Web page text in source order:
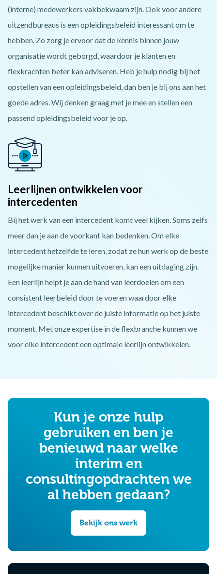
(interne) medewerkers vakbekwaam zijn. Ook voor andere
uitzendbureaus is een opleidingsbeleid interessant om te
hebben. Zo zorg je ervoor dat de kennis binnen jouw
organisatie wordt geborgd, waardoor je klanten en
flexkrachten beter kan adviseren. Heb je hulp nodig bij het
opstellen van een opleidingsbeleid, dan ben je bij ons aan het
goede adres. Wij denken graag met je mee en stellen een
passend opleidingsbeleid voor je op.
Leerlijnen ontwikkelen voor
intercedenten
Bij het werk van een intercedent komt veel kijken. Soms zelfs
meer dan je aan de voorkant kan bedenken. Om elke
intercedent hetzelfde te leren, zodat ze hun werk op de beste
mogelijke manier kunnen uitvoeren, kan een uitdaging zijn.
Een leerlijn helpt je aan de hand van leerdoelen om een
consistent leerbeleid door te voeren waardoor elke
intercedent beschikt over de juiste informatie op het juiste
moment. Met onze expertise in de flexbranche kunnen we
voor elke intercedent een optimale leerlijn ontwikkelen.
Kun je onze hulp
gebruiken en ben je
benieuwd naar welke
interim en
consultingopdrachten we
al hebben gedaan?
Bekijk ons werk